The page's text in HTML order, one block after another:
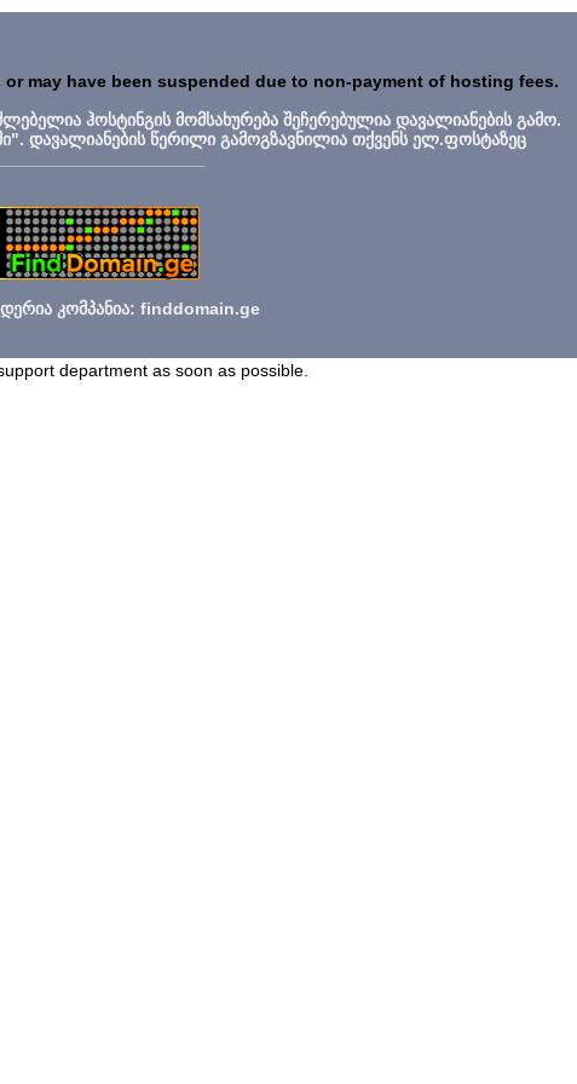
may have been suspended due to non-payment of hosting fees.
ჰოსტინგის მომსახურება შეჩერებულია დავალიანების გამო.
დავალიანების წერილი გამოგზავნილია თქვენს ელ.ფოსტაზეც
კომპანია: finddomain.ge
department as soon as possible.